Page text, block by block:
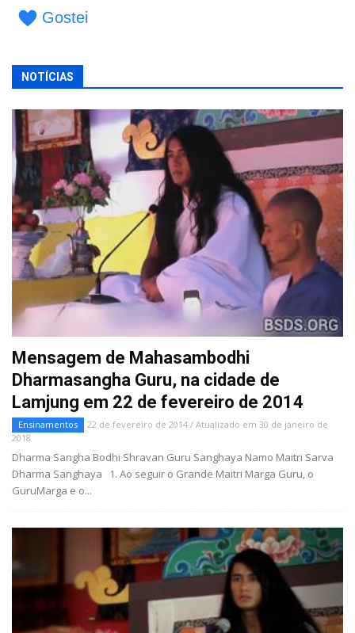
Gostei
NOTÍCIAS
Mensagem de Mahasambodhi
Dharmasangha Guru, na cidade de
Lamjung em 22 de fevereiro de 2014
Ensinamentos
22 de fevereiro de 2014 / Atualizado em 30 de janeiro de
2018
Dharma Sangha Bodhi Shravan Guru Sanghaya Namo Maitri Sarva
Dharma Sanghaya 1. Ao seguir o Grande Maitri Marga Guru, o
GuruMarga e o...